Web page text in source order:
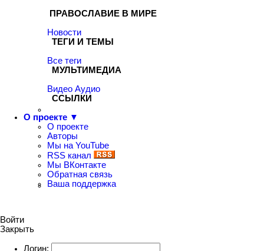
ПРАВОСЛАВИЕ В МИРЕ
Новости
ТЕГИ И ТЕМЫ
Все теги
МУЛЬТИМЕДИА
Видео Аудио
ССЫЛКИ
О проекте ▼
О проекте
Авторы
Мы на YouTube
RSS канал
Мы ВКонтакте
Обратная связь
Ваша поддержка
Войти
Закрыть
Логин: